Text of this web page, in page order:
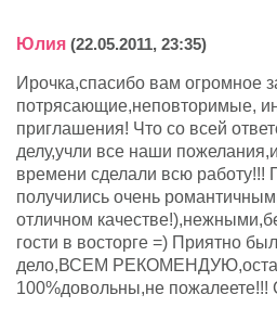
Юлия (22.05.2011, 23:35)
Ирочка,спасибо вам огромное
потрясающие,неповторимые,
приглашения! Что со всей
делу,учли все наши
времени сделали всю работу!!!
получились очень
отличном
гости в восторге =) Приятно
дело,ВСЕМ
100%довольны,не